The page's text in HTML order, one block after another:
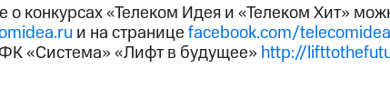
о конкурсах «Телеком Идея и «Телеком Хит»
и на страницеfacebook.com/telecomidea
«Система» «Лифт в будущее» http://